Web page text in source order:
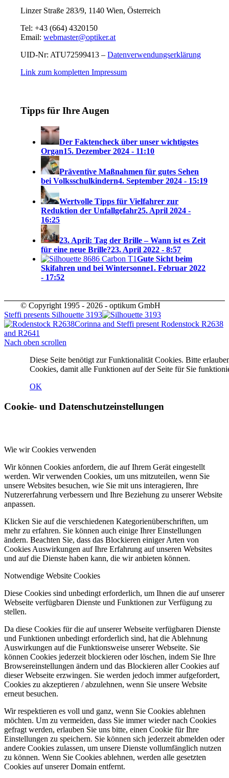
Linzer Straße 283/9, 1140 Wien, Österreich
Tel: +43 (664) 4320150
Email:webmaster@optiker.at
UID-Nr: ATU72599413 –Datenverwendungserklärung
Link zum kompletten Impressum
Tipps für Ihre Augen
Der Faktencheck über unser wichtigstes
Organ15. Dezember 2024 - 11:10
Präventive Maßnahmen für gutes Sehen
bei Volksschulkindern4. September 2024 - 15:19
Wertvolle Tipps für Vielfahrer zur
Reduktion der Unfallgefahr25. April 2024 -
16:25
23. April: Tag der Brille – Wann ist es Zeit
für eine neue Brille?23. April 2022 - 8:57
Gute Sicht beim
Skifahren und bei Wintersonne1. Februar 2022
- 17:52
© Copyright 1995 - 2026 - optikum GmbH
Steffi presents Silhouette 3193
Corinna and Steffi present Rodenstock R2638
and R2641
Nach oben scrollen
Diese Seite benötigt zur Funktionalität Cookies. Bitte
Cookies, damit alle Funktionen auf der Seite für Sie
OK
Cookie- und Datenschutzeinstellungen
Wie wir Cookies verwenden
Wir können Cookies anfordern, die auf Ihrem Gerät eingestellt
werden. Wir verwenden Cookies, um uns mitzuteilen, wenn Sie
unsere Websites besuchen, wie Sie mit uns interagieren, Ihre
Nutzererfahrung verbessern und Ihre Beziehung zu unserer Website
anpassen.
Klicken Sie auf die verschiedenen Kategorienüberschriften, um
mehr zu erfahren. Sie können auch einige Ihrer Einstellungen
ändern. Beachten Sie, dass das Blockieren einiger Arten von
Cookies Auswirkungen auf Ihre Erfahrung auf unseren Websites
und auf die Dienste haben kann, die wir anbieten können.
Notwendige Website Cookies
Diese Cookies sind unbedingt erforderlich, um Ihnen die auf unserer
Webseite verfügbaren Dienste und Funktionen zur Verfügung zu
stellen.
Da diese Cookies für die auf unserer Webseite verfügbaren Dienste
und Funktionen unbedingt erforderlich sind, hat die Ablehnung
Auswirkungen auf die Funktionsweise unserer Webseite. Sie
können Cookies jederzeit blockieren oder löschen, indem Sie Ihre
Browsereinstellungen ändern und das Blockieren aller Cookies auf
dieser Webseite erzwingen. Sie werden jedoch immer aufgefordert,
Cookies zu akzeptieren / abzulehnen, wenn Sie unsere Website
erneut besuchen.
Wir respektieren es voll und ganz, wenn Sie Cookies ablehnen
möchten. Um zu vermeiden, dass Sie immer wieder nach Cookies
gefragt werden, erlauben Sie uns bitte, einen Cookie für Ihre
Einstellungen zu speichern. Sie können sich jederzeit abmelden oder
andere Cookies zulassen, um unsere Dienste vollumfänglich nutzen
zu können. Wenn Sie Cookies ablehnen, werden alle gesetzten
Cookies auf unserer Domain entfernt.